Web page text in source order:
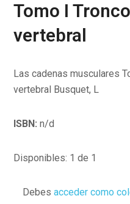
Tomo I
vertebral
Las cadenas musculares
vertebral Busquet, L
ISBN: n/d
Disponibles: 1 de 1
Debes acceder como